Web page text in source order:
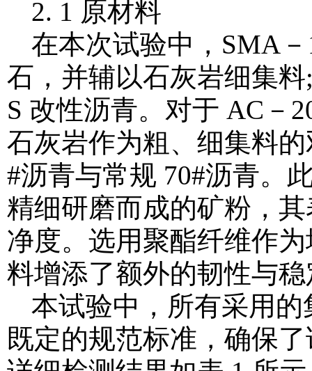
2. 1 原材料
在本次试验中，SMA
石，并辅以石灰岩细集
S 改性沥青。对于 AC－
石灰岩作为粗、细集料
#沥青与常规 70#沥青。
精细研磨而成的矿粉，
净度。选用聚酯纤维作
料增添了额外的韧性与
本试验中，所有采用
既定的规范标准，确保